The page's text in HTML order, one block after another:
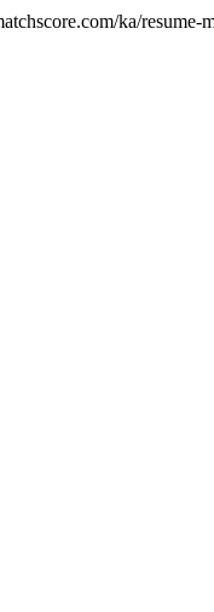
ka/resume-